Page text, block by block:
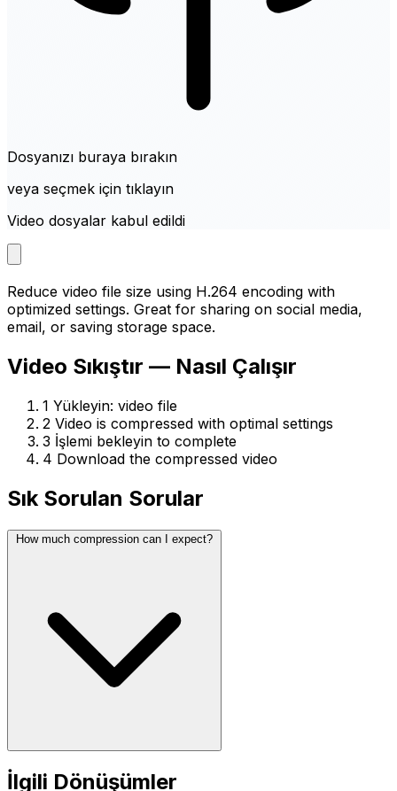
Dosyanızı buraya bırakın
veya seçmek için tıklayın
Video dosyalar kabul edildi
Reduce video file size using H.264 encoding with
optimized settings. Great for sharing on social media,
email, or saving storage space.
Video Sıkıştır — Nasıl Çalışır
1 Yükleyin: video file
2 Video is compressed with optimal settings
3 İşlemi bekleyin to complete
4 Download the compressed video
Sık Sorulan Sorular
How much compression can I expect?
İlgili Dönüşümler